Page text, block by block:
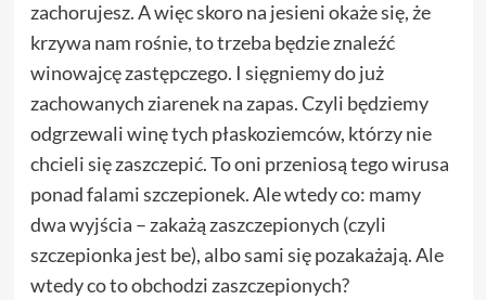
zachorujesz. A więc skoro na jesieni okaże się, że
krzywa nam rośnie, to trzeba będzie znaleźć
winowajcę zastępczego. I sięgniemy do już
zachowanych ziarenek na zapas. Czyli będziemy
odgrzewali winę tych płaskoziemców, którzy nie
chcieli się zaszczepić. To oni przeniosą tego wirusa
ponad falami szczepionek. Ale wtedy co: mamy
dwa wyjścia – zakażą zaszczepionych (czyli
szczepionka jest be), albo sami się pozakażają. Ale
wtedy co to obchodzi zaszczepionych?